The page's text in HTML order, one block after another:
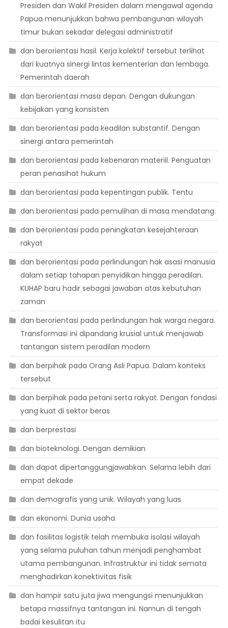
Presiden dan Wakil Presiden dalam mengawal agenda
Papua menunjukkan bahwa pembangunan wilayah
timur bukan sekadar delegasi administratif
dan berorientasi hasil. Kerja kolektif tersebut terlihat
dari kuatnya sinergi lintas kementerian dan lembaga.
Pemerintah daerah
dan berorientasi masa depan. Dengan dukungan
kebijakan yang konsisten
dan berorientasi pada keadilan substantif. Dengan
sinergi antara pemerintah
dan berorientasi pada kebenaran materiil. Penguatan
peran penasihat hukum
dan berorientasi pada kepentingan publik. Tentu
dan berorientasi pada pemulihan di masa mendatang.
dan berorientasi pada peningkatan kesejahteraan
rakyat
dan berorientasi pada perlindungan hak asasi manusia
dalam setiap tahapan penyidikan hingga peradilan.
KUHAP baru hadir sebagai jawaban atas kebutuhan
zaman
dan berorientasi pada perlindungan hak warga negara.
Transformasi ini dipandang krusial untuk menjawab
tantangan sistem peradilan modern
dan berpihak pada Orang Asli Papua. Dalam konteks
tersebut
dan berpihak pada petani serta rakyat. Dengan fondasi
yang kuat di sektor beras
dan berprestasi
dan bioteknologi. Dengan demikian
dan dapat dipertanggungjawabkan. Selama lebih dari
empat dekade
dan demografis yang unik. Wilayah yang luas
dan ekonomi. Dunia usaha
dan fasilitas logistik telah membuka isolasi wilayah
yang selama puluhan tahun menjadi penghambat
utama pembangunan. Infrastruktur ini tidak semata
menghadirkan konektivitas fisik
dan hampir satu juta jiwa mengungsi menunjukkan
betapa massifnya tantangan ini. Namun di tengah
badai kesulitan itu